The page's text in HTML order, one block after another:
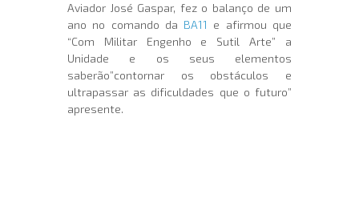
Aviador José Gaspar, fez o balanço de um
ano no comando da BA11 e afirmou que
“Com Militar Engenho e Sutil Arte” a
Unidade e os seus elementos
saberão”contornar os obstáculos e
ultrapassar as dificuldades que o futuro”
apresente.